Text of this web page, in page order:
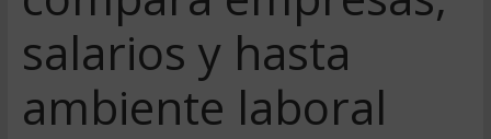
salarios y hasta
ambiente laboral